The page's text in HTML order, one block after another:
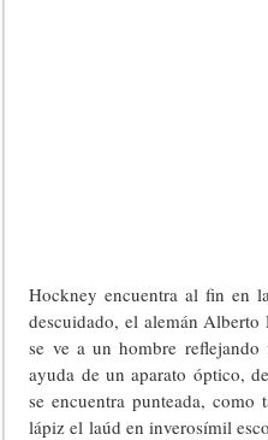
Hockney encuentra al fin en
descuidado, el alemán
se ve a un hombre
ayuda de un aparato óptico,
se encuentra punteada, como
lápiz el laúd en inverosímil